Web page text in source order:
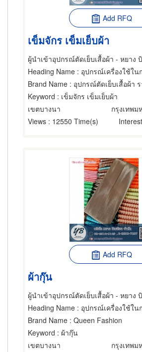
Add RFQ
เข็มจักร เข็มเย็บผ้า
ผู้นำเข้าอุปกรณ์ตัดเย็บเสื้อผ้า - หยาง
Heading Name : อุปกรณ์เครื่องใช้ในการผลิตเสื้อผ้า,ช่างตัดเสื้อผ้า,วัสดุและอุปกรณ์สำ
Brand Name : อุปกรณ์ตัดเย็บเสื้อผ้า ราคาถูก ขา
Keyword : เข็มจักร เข็มเย็บผ้า
เขตบางนา
กรุงเทพม
Views : 12550 Time(s) Interest
Add RFQ
ผ้ากุ๊น
ผู้นำเข้าอุปกรณ์ตัดเย็บเสื้อผ้า - หยาง
Heading Name : อุปกรณ์เครื่องใช้ในการผลิตเสื้อผ้า,ช่างตัดเสื้อผ้า,วัสดุและอุปกรณ์สำหรับเสื้อผ้า,ขายปลีกกระดุม,ขายส่งและผู้ผลิตกระดุม,ซิป,ขาย
Brand Name : Queen Fashion
Keyword : ผ้ากุ๊น
เขตบางนา
กรุงเทพม